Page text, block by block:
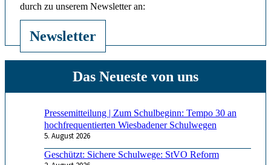
durch zu unserem Newsletter an:
Newsletter
Pressemitteilung | Zum Schulbeginn: Tempo 30 an
hochfrequentierten Wiesbadener Schulwegen
5. August 2026
Geschützt: Sichere Schulwege: StVO Reform